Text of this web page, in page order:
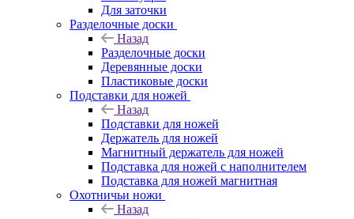
Для заточки
Разделочные доски
Назад
Разделочные доски
Деревянные доски
Пластиковые доски
Подставки для ножей
Назад
Подставки для ножей
Держатель для ножей
Магнитный держатель для ножей
Подставка для ножей с наполнителем
Подставка для ножей магнитная
Охотничьи ножи
Назад